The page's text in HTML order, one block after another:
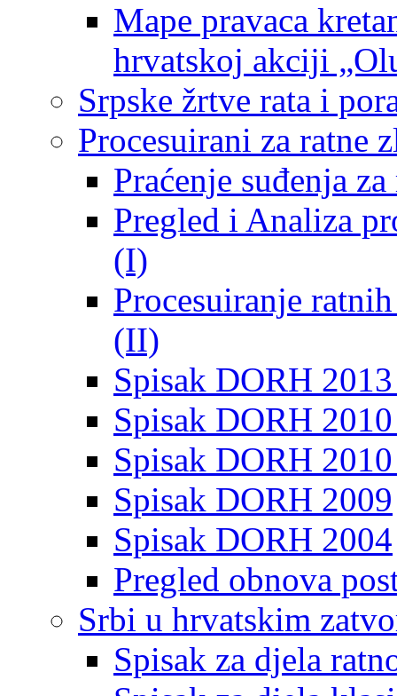
Mape pravaca
hrvatskoj akciji
Srpske žrtve rata i
Procesuirani za ratne
Praćenje suđenja
Pregled i Analiza
(I)
Procesuiranje
(II)
Spisak DORH
Spisak DORH
Spisak DORH
Spisak DORH 2009
Spisak DORH 2004
Pregled obnova
Srbi u hrvatskim
Spisak za djela